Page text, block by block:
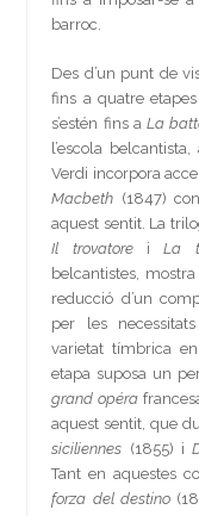
barroc.
Des d’un punt de
fins a quatre
s’estén fins aLa
l’escola
Verdi incorpora
Macbeth (1847)
aquest sentit. La
Il trovatoreiLa
belcantistes,
reducció d’un
per les
varietat tímbrica
etapa suposa un
grand opéra
aquest sentit, que
siciliennes (1855) i
Tant en aquestes
forza del destino